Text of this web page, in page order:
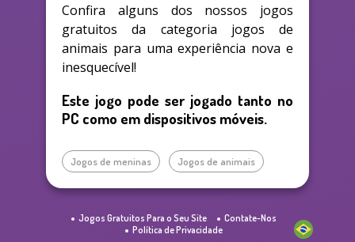
Confira alguns dos nossos jogos
gratuitos da categoria jogos de
animais para uma experiência nova e
inesquecível!
Este jogo pode ser jogado tanto no
PC como em dispositivos móveis.
Jogos de meninas Jogos de animais
Jogos Gratuitos Para o Seu Site
Contate-Nos
Política de Privacidade